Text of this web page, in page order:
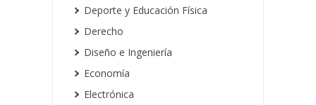
Deporte y Educación Física
Derecho
Diseño e Ingeniería
Economía
Electrónica